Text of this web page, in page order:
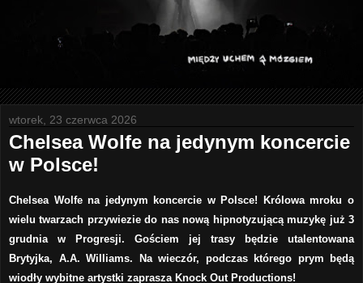
wtorek, 23 czerwca 2026
Chelsea Wolfe na jedynym koncercie
w Polsce!
Chelsea Wolfe na jedynym koncercie w Polsce! Królowa mroku o
wielu twarzach przywiezie do nas nową hipnotyzującą muzykę już 3
grudnia w Progresji. Gościem jej trasy będzie utalentowana
Brytyjka, A.A. Williams. Na wieczór, podczas którego prym będą
wiodły wybitne artystki zaprasza Knock Out Productions!